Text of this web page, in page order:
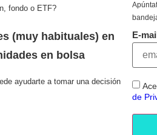
fondo o ETF?
(muy habituales) en
en bolsa
ayudarte a tomar una decisión
E-
de